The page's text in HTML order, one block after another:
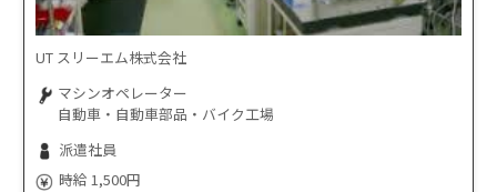
UT スリーエム株式会社
マシンオペレーター
自動車・自動車部品・バイク工場
派遣社員
時給 1,500円